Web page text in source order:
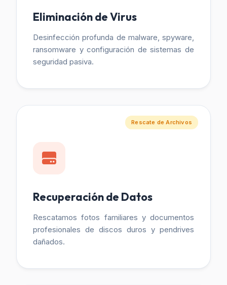
Eliminación de Virus
Desinfección profunda de malware, spyware,
ransomware y configuración de sistemas de
seguridad pasiva.
Rescate de Archivos
Recuperación de Datos
Rescatamos fotos familiares y documentos
profesionales de discos duros y pendrives
dañados.